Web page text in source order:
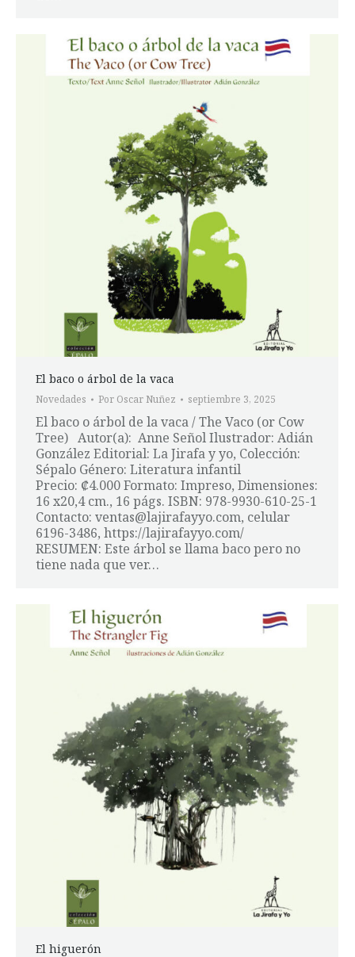
El baco o árbol de la vaca
Novedades Por Oscar Nuñez septiembre 3, 2025
El baco o árbol de la vaca / The Vaco (or Cow
Tree) Autor(a): Anne Señol Ilustrador: Adián
González Editorial: La Jirafa y yo, Colección:
Sépalo Género: Literatura infantil
Precio: ₡4.000 Formato: Impreso, Dimensiones:
16 x20,4 cm., 16 págs. ISBN: 978-9930-610-25-1
Contacto: ventas@lajirafayyo.com, celular
6196-3486, https://lajirafayyo.com/
RESUMEN: Este árbol se llama baco pero no
tiene nada que ver…
El higuerón